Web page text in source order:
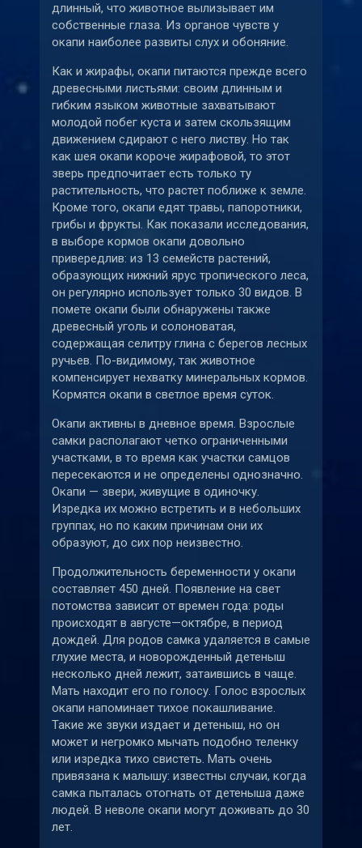
длинный, что животное вылизывает им
собственные глаза. Из органов чувств у
окапи наиболее развиты слух и обоняние.
Как и жирафы, окапи питаются прежде всего
древесными листьями: своим длинным и
гибким языком животные захватывают
молодой побег куста и затем скользящим
движением сдирают с него листву. Но так
как шея окапи короче жирафовой, то этот
зверь предпочитает есть только ту
растительность, что растет поближе к земле.
Кроме того, окапи едят травы, папоротники,
грибы и фрукты. Как показали исследования,
в выборе кормов окапи довольно
привередлив: из 13 семейств растений,
образующих нижний ярус тропического леса,
он регулярно использует только 30 видов. В
помете окапи были обнаружены также
древесный уголь и солоноватая,
содержащая селитру глина с берегов лесных
ручьев. По-видимому, так животное
компенсирует нехватку минеральных кормов.
Кормятся окапи в светлое время суток.
Окапи активны в дневное время. Взрослые
самки располагают четко ограниченными
участками, в то время как участки самцов
пересекаются и не определены однозначно.
Окапи — звери, живущие в одиночку.
Изредка их можно встретить и в небольших
группах, но по каким причинам они их
образуют, до сих пор неизвестно.
Продолжительность беременности у окапи
составляет 450 дней. Появление на свет
потомства зависит от времен года: роды
происходят в августе—октябре, в период
дождей. Для родов самка удаляется в самые
глухие места, и новорожденный детеныш
несколько дней лежит, затаившись в чаще.
Мать находит его по голосу. Голос взрослых
окапи напоминает тихое покашливание.
Такие же звуки издает и детеныш, но он
может и негромко мычать подобно теленку
или изредка тихо свистеть. Мать очень
привязана к малышу: известны случаи, когда
самка пыталась отогнать от детеныша даже
людей. В неволе окапи могут доживать до 30
лет.